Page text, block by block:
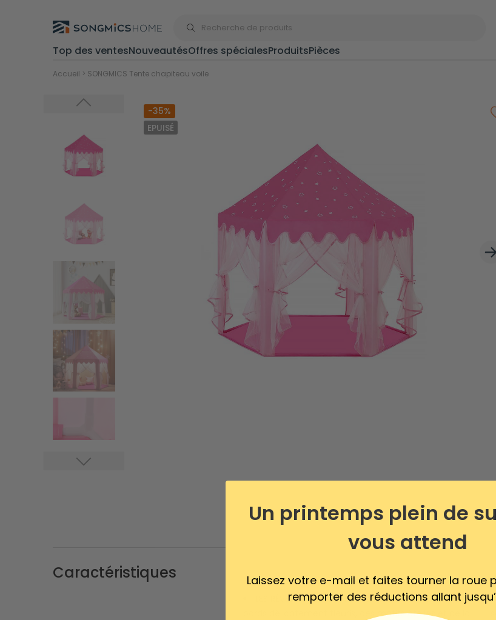
Top des ventesNouveautésOffres spécialesProduits
Rangement
Bancs de
rangement
Étagères à épices
Égouttoirs à
vaisselle
Portemanteaux sur
pied
Rangements
cosmétiques
Pièces
Accueil > SONGMICS Tente chapiteau voile
-35%
EPUISÉ
Caractéristiques
LES RÊVES SE RÉALISENT : Avec une couleur rose, des
bords délicatement fleuris, des motifs étoiles et de la
Un printemps plein de
vous attend
Laissez votre e-mail et faites tourner la roue
remporter des réductions allant